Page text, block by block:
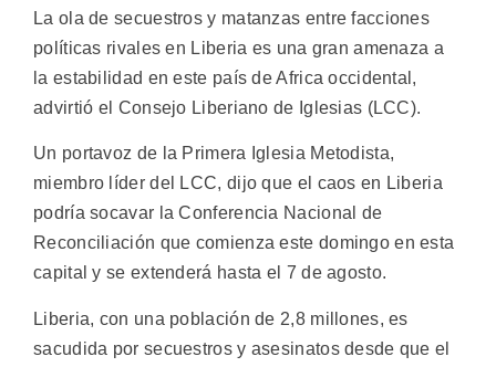
La ola de secuestros y matanzas entre facciones
políticas rivales en Liberia es una gran amenaza a
la estabilidad en este país de Africa occidental,
advirtió el Consejo Liberiano de Iglesias (LCC).
Un portavoz de la Primera Iglesia Metodista,
miembro líder del LCC, dijo que el caos en Liberia
podría socavar la Conferencia Nacional de
Reconciliación que comienza este domingo en esta
capital y se extenderá hasta el 7 de agosto.
Liberia, con una población de 2,8 millones, es
sacudida por secuestros y asesinatos desde que el